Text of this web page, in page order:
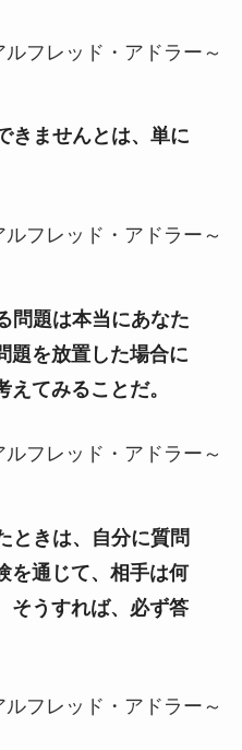
ルフレッド・アドラー～
きませんとは、単に
ルフレッド・アドラー～
問題は本当にあなた
題を放置した場合に
てみることだ。
ルフレッド・アドラー～
ときは、自分に質問
を通じて、相手は何
そうすれば、必ず答
ルフレッド・アドラー～